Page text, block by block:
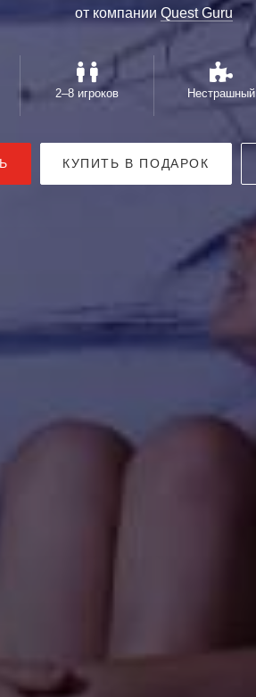
от компании Quest Guru
2–8 игроков Нестрашный
КУПИТЬ В ПОДАРОК